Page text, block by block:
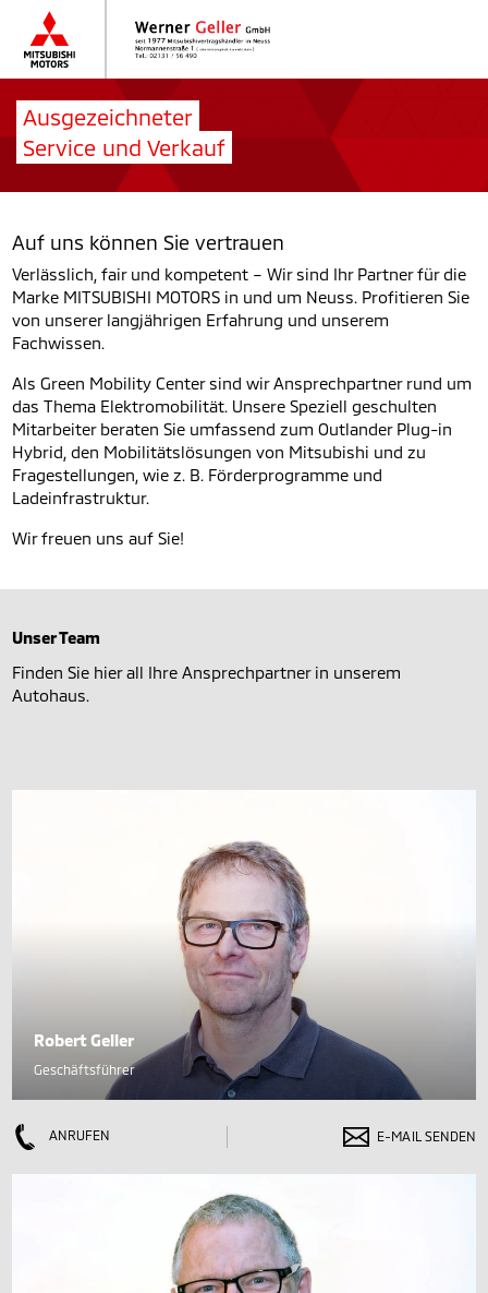
Ausgezeichneter
Service und Verkauf
Auf uns können Sie vertrauen
Verlässlich, fair und kompetent – Wir sind Ihr Partner für die
Marke MITSUBISHI MOTORS in und um Neuss. Profitieren Sie
von unserer langjährigen Erfahrung und unserem
Fachwissen.
Als Green Mobility Center sind wir Ansprechpartner rund um
das Thema Elektromobilität. Unsere Speziell geschulten
Mitarbeiter beraten Sie umfassend zum Outlander Plug-in
Hybrid, den Mobilitätslösungen von Mitsubishi und zu
Fragestellungen, wie z. B. Förderprogramme und
Ladeinfrastruktur.
Wir freuen uns auf Sie!
Unser Team
Finden Sie hier all Ihre Ansprechpartner in unserem
Autohaus.
Robert Geller
Geschäftsführer
ANRUFEN E-MAIL SENDEN